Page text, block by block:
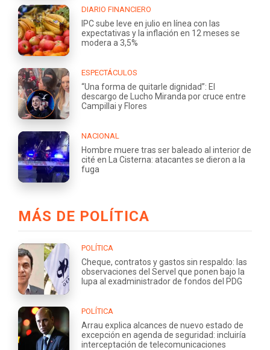
DIARIO FINANCIERO
IPC sube leve en julio en línea con las
expectativas y la inflación en 12 meses se
modera a 3,5%
ESPECTÁCULOS
“Una forma de quitarle dignidad”: El
descargo de Lucho Miranda por cruce entre
Campillai y Flores
NACIONAL
Hombre muere tras ser baleado al interior de
cité en La Cisterna: atacantes se dieron a la
fuga
MÁS DE POLÍTICA
POLÍTICA
Cheque, contratos y gastos sin respaldo: las
observaciones del Servel que ponen bajo la
lupa al exadministrador de fondos del PDG
POLÍTICA
Arrau explica alcances de nuevo estado de
excepción en agenda de seguridad: incluiría
interceptación de telecomunicaciones